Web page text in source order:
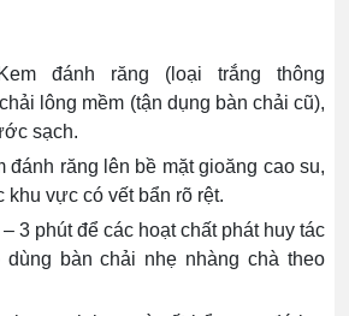
đánh răng (loại trắng thông
lông mềm (tận dụng bàn chải cũ),
sạch.
đánh răng lên bề mặt gioăng cao su,
khu vực có vết bẩn rõ rệt.
3 phút để các hoạt chất phát huy tác
dùng bàn chải nhẹ nhàng chà theo